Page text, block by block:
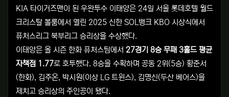
KIA 타이거즈맨이 된 우완투수 이태양은 24일 서울 롯데호텔 월드
크리스탈 볼룸에서 열린 2025 신한 SOL뱅크 KBO 시상식에서
퓨처스리그 북부리그 승리상을 수상했다.
이태양은 올 시즌 한화 퓨처스팀에서 27경기 8승 무패 3홀드 평균
자책점 1.77로 호투했다. 8승을 수확하며 공동 2위(5승) 황준서
(한화), 김주온, 박시원(이상 LG 트윈스), 김명신(두산 베어스)을
제치고 승리상의 주인공이 됐다.